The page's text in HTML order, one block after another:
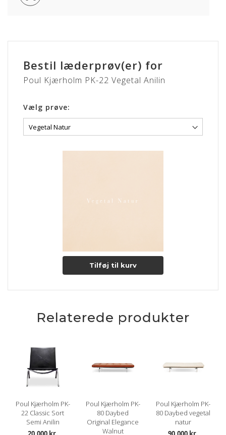
eksklusive udseende.
dyret har fået gennem sit aktive liv.
VEGETAL
Lædertypen er en eksklusiv vegetabilsk garvet anilin læder
Læderet er ufarvet hvorfor at du med denne læderkvalitet,
kan skabe lige præcis den patina som du ønsker at opnå.
Overfladen vil med tiden ændre udtryk, startende fra en lås
Bestil læderprøv(er) for
Poul Kjærholm PK-22 Vegetal Anilin
Vælg prøve:
Tilføj til kurv
Relaterede produkter
Poul Kjærholm PK-
22 Classic Sort
Semi Anilin
Poul Kjærholm PK-
80 Daybed
Original Elegance
Walnut
Poul Kjærholm PK-
80 Daybed vegetal
natur